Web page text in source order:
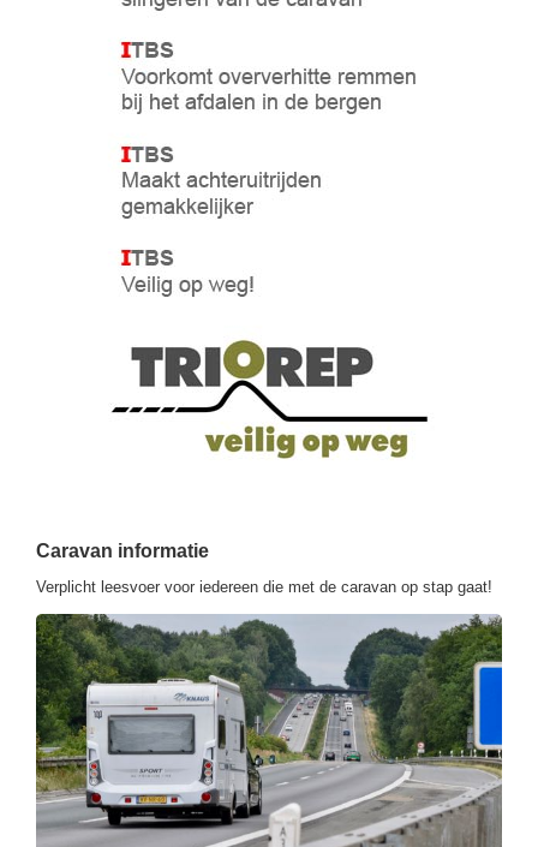
Caravan informatie
Verplicht leesvoer voor iedereen die met de caravan op stap gaat!